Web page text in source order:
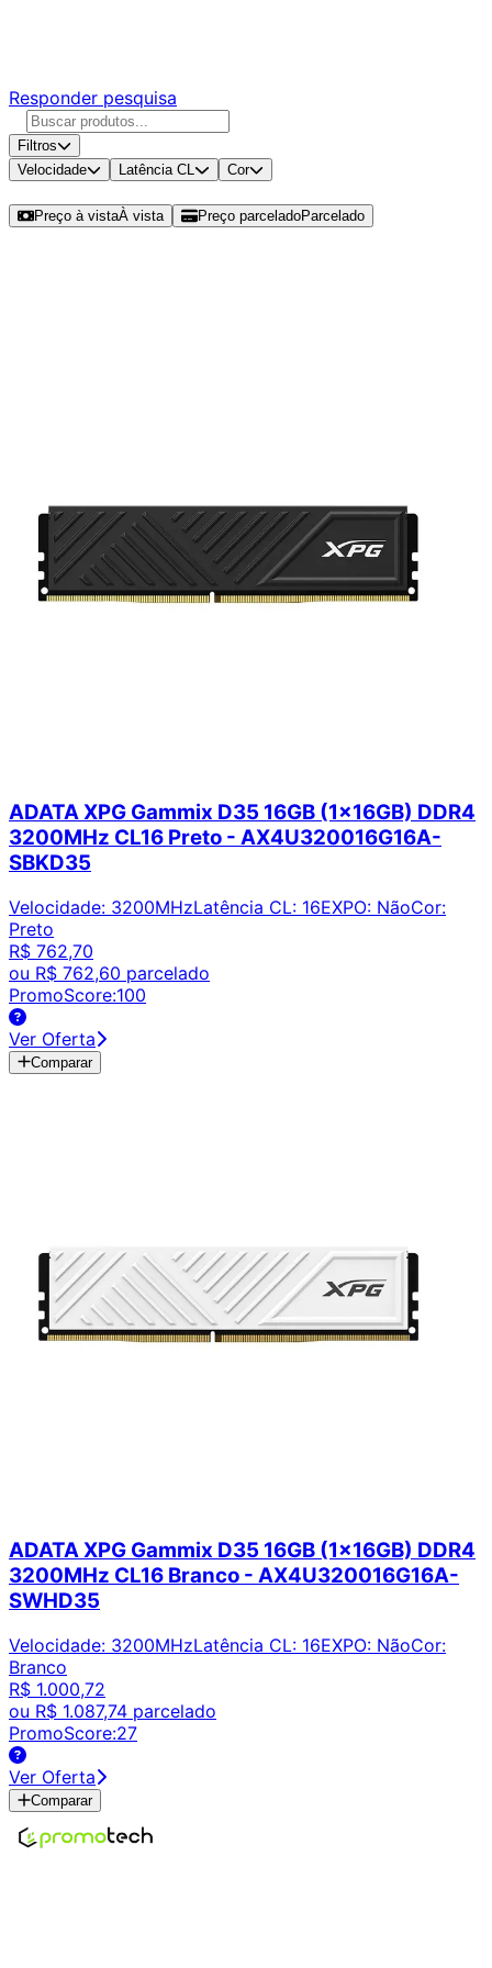
Responder pesquisa
Filtros
Velocidade
Latência CL Cor
Preço à vistaÀ vista Preço parceladoParcelado
ADATA XPG Gammix D35 16GB (1x16GB) DDR4
3200MHz CL16 Preto - AX4U320016G16A-
SBKD35
Velocidade: 3200MHzLatência CL: 16EXPO: NãoCor:
Preto
R$ 762,70
ou R$ 762,60 parcelado
PromoScore:100
Ver Oferta
Comparar
ADATA XPG Gammix D35 16GB (1x16GB) DDR4
3200MHz CL16 Branco - AX4U320016G16A-
SWHD35
Velocidade: 3200MHzLatência CL: 16EXPO: NãoCor:
Branco
R$ 1.000,72
ou R$ 1.087,74 parcelado
PromoScore:27
Ver Oferta
Comparar